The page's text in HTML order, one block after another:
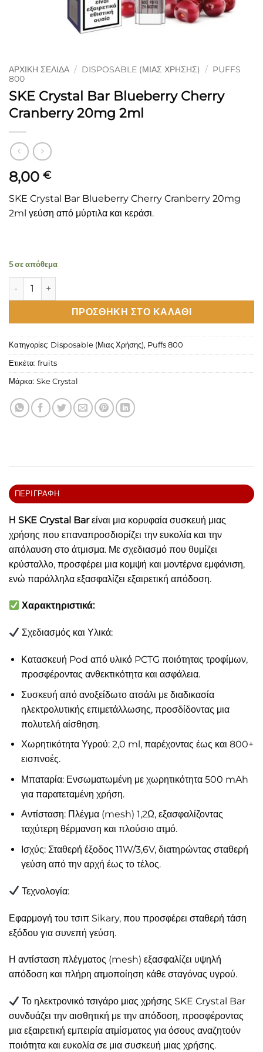
ΑΡΧΙΚΉ ΣΕΛΊΔΑ / DISPOSABLE (ΜΙΑΣ ΧΡΉΣΗΣ) / PUFFS
800
SKE Crystal Bar Blueberry Cherry
Cranberry 20mg 2ml
8,00 €
SKE Crystal Bar Blueberry Cherry Cranberry 20mg
2ml γεύση από μύρτιλα και κεράσι.
5 σε απόθεμα
SKE Crystal Bar Blueberry Cherry Cranberry 20mg 2ml
ΠΡΟΣΘΉΚΗ ΣΤΟ ΚΑΛΆΘΙ
Κατηγορίες: Disposable (Μιας Χρήσης), Puffs 800
Ετικέτα: fruits
Μάρκα: Ske Crystal
ΠΕΡΙΓΡΑΦΉ
Η SKE Crystal Barείναι μια κορυφαία συσκευή μιας
χρήσης που επαναπροσδιορίζει την ευκολία και την
απόλαυση στο άτμισμα. Με σχεδιασμό που θυμίζει
κρύσταλλο, προσφέρει μια κομψή και μοντέρνα εμφάνιση,
ενώ παράλληλα εξασφαλίζει εξαιρετική απόδοση.​
Χαρακτηριστικά:
Σχεδιασμός και Υλικά:
Κατασκευή Pod από υλικό PCTG ποιότητας τροφίμων,
προσφέροντας ανθεκτικότητα και ασφάλεια.​
Συσκευή από ανοξείδωτο ατσάλι με διαδικασία
ηλεκτρολυτικής επιμετάλλωσης, προσδίδοντας μια
πολυτελή αίσθηση.​
Χωρητικότητα Υγρού: 2,0 ml, παρέχοντας έως και 800+
εισπνοές.​
Μπαταρία: Ενσωματωμένη με χωρητικότητα 500 mAh
για παρατεταμένη χρήση.​
Αντίσταση: Πλέγμα (mesh) 1,2Ω, εξασφαλίζοντας
ταχύτερη θέρμανση και πλούσιο ατμό.​
Ισχύς: Σταθερή έξοδος 11W/3,6V, διατηρώντας σταθερή
γεύση από την αρχή έως το τέλος.​
Τεχνολογία:
Εφαρμογή του τσιπ Sikary, που προσφέρει σταθερή τάση
εξόδου για συνεπή γεύση.​
Η αντίσταση πλέγματος (mesh) εξασφαλίζει υψηλή
απόδοση και πλήρη ατμοποίηση κάθε σταγόνας υγρού.​
Το ηλεκτρονικό τσιγάρο μιας χρήσης SKE Crystal Bar
συνδυάζει την αισθητική με την απόδοση, προσφέροντας
μια εξαιρετική εμπειρία ατμίσματος για όσους αναζητούν
ποιότητα και ευκολία σε μια συσκευή μιας χρήσης.